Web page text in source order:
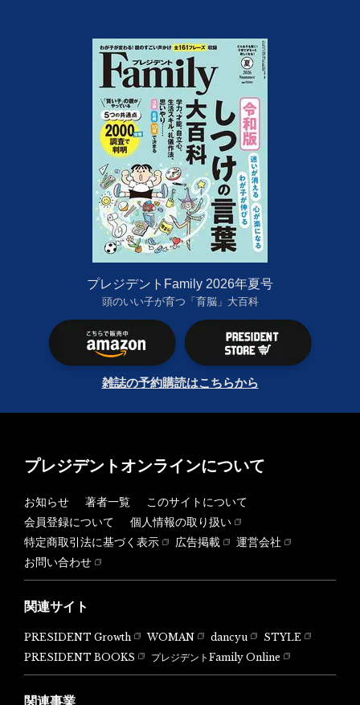
プレジデントFamily 2026年夏号
頭のいい子が育つ「育脳」大百科
雑誌の予約購読はこちらから
プレジデントオンラインについて
お知らせ 著者一覧
このサイトについて
会員登録について
個人情報の取り扱い
特定商取引法に基づく表示
広告掲載
運営会社
お問い合わせ
関連サイト
PRESIDENT Growth WOMAN dancyu
STYLE
PRESIDENT BOOKS
プレジデントFamily Online
関連事業